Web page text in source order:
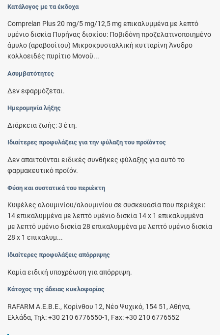
Κατάλογος με τα έκδοχα
Comprelan Plus 20 mg/5 mg/12,5 mg επικαλυµµένα µε λεπτό
υµένιο δισκία Πυρήνας δισκίου: Ποβιδόνη προζελατινοποιημένο
άμυλο (αραβοσίτου) Μικροκρυσταλλική κυτταρίνη Άνυδρο
κολλοειδές πυρίτιο Μονοϋ...
Ασυμβατότητες
Δεν εφαρμόζεται.
Ημερομηνία λήξης
Διάρκεια ζωής: 3 έτη.
Ιδιαίτερες προφυλάξεις για την φύλαξη του προϊόντος
Δεν απαιτούνται ειδικές συνθήκες φύλαξης για αυτό το
φαρμακευτικό προϊόν.
Φύση και συστατικά του περιέκτη
Κυψέλες αλουμινίου/αλουμινίου σε συσκευασία που περιέχει:
14 επικαλυµµένα µε λεπτό υµένιο δισκία 14 x 1 επικαλυµµένα
µε λεπτό υµένιο δισκία 28 επικαλυµµένα µε λεπτό υµένιο δισκία
28 x 1 επικαλυµ...
Ιδιαίτερες προφυλάξεις απόρριψης
Καμία ειδική υποχρέωση για απόρριψη.
Κάτοχος της άδειας κυκλοφορίας
RAFARM Α.Ε.Β.Ε., Κορίνθου 12, Νέο Ψυχικό, 154 51, Αθήνα,
Ελλάδα, Τηλ: +30 210 6776550-1, Fax: +30 210 6776552